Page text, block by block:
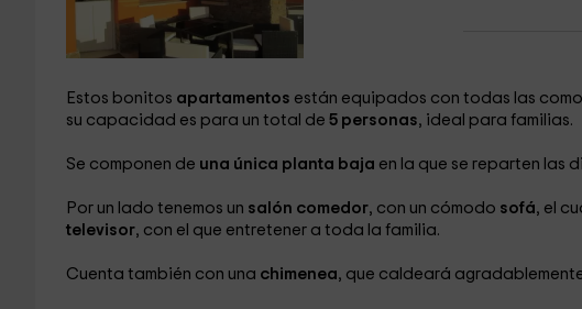
Estos bonitos apartamentos están equipados con todas las
su capacidad es para un total de 5 personas, ideal para familias.
Se componen de una única planta baja en la que se reparten las
Por un lado tenemos un salón comedor, con un cómodo sofá, el
televisor, con el que entretener a toda la familia.
Cuenta también con una chimenea, que caldeará